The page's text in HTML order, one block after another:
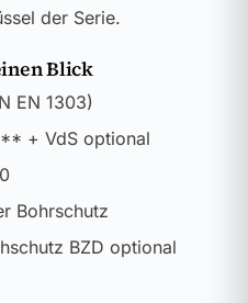
der Serie.
Blick
EN 1303)
+ VdS optional
Bohrschutz
BZD optional